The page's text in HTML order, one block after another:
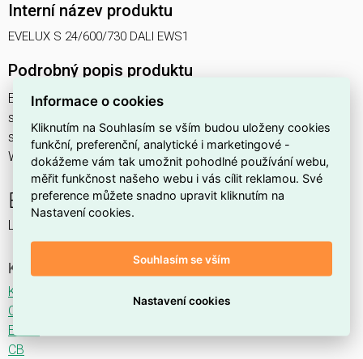
Interní název produktu
EVELUX S 24/600/730 DALI EWS1
Podrobný popis produktu
EVELUX S 24/600/730 DALI EWS1 53W IP66
svítidlo pouliční s modulem LED, spektrum 730A3, regulace
stmívání ovládané DALI protokolem, optika EWS1 (Extra
Wide Street TYPE III - M)
EVELUX
LED svítidlo pro osvětlení komunikací.
Ke stažení
Katalogový list
CE
ENEC
CB
Informace o cookies
Kliknutím na Souhlasím se vším budou uloženy cookies
funkční, preferenční, analytické i marketingové -
dokážeme vám tak umožnit pohodlné používání webu,
měřit funkčnost našeho webu i vás cílit reklamou. Své
preference můžete snadno upravit kliknutím na
Nastavení cookies.
Souhlasím se vším
Nastavení cookies